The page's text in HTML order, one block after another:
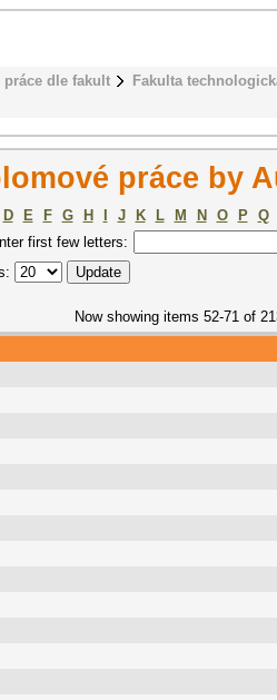
dle fakult
Fakulta
práce by
D E F G H J K L M N O P
Q
first few letters:
Now showing items 52-71 of